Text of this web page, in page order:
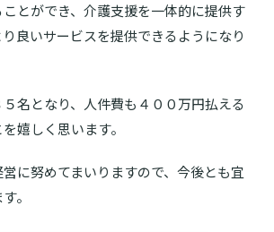
とができ、介護支援を一体的に提供す
良いサービスを提供できるようになり
名となり、人件費も４００万円払える
嬉しく思います。
に努めてまいりますので、今後とも宜
。